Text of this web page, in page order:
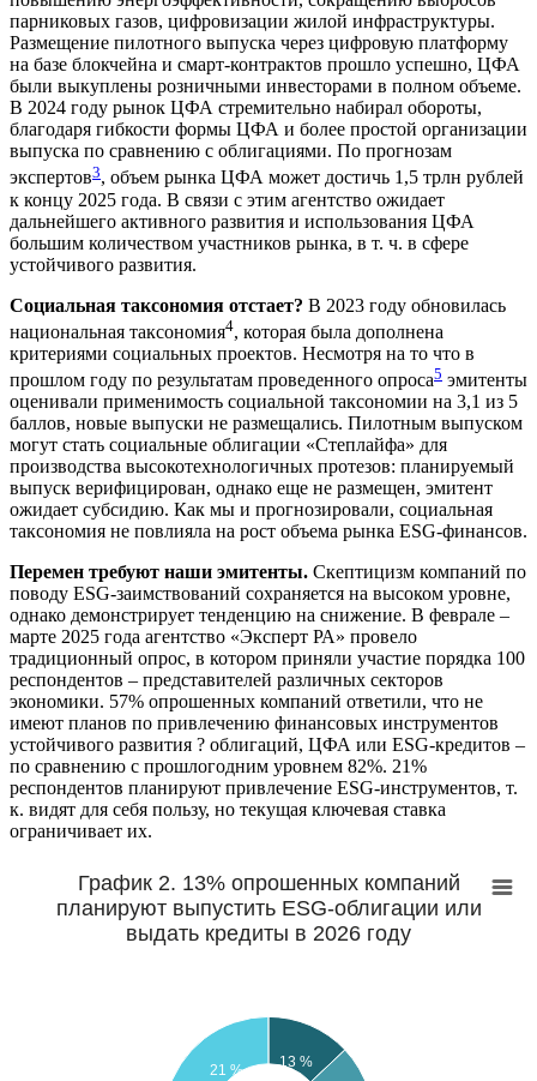
парниковых газов, цифровизации жилой инфраструктуры.
Размещение пилотного выпуска через цифровую платформу
на базе блокчейна и смарт-контрактов прошло успешно, ЦФА
были выкуплены розничными инвесторами в полном объеме.
В 2024 году рынок ЦФА стремительно набирал обороты,
благодаря гибкости формы ЦФА и более простой организации
выпуска по сравнению с облигациями. По прогнозам
экспертов3, объем рынка ЦФА может достичь 1,5 трлн рублей
к концу 2025 года. В связи с этим агентство ожидает
дальнейшего активного развития и использования ЦФА
большим количеством участников рынка, в т. ч. в сфере
устойчивого развития.
Социальная таксономия отстает? В 2023 году обновилась
национальная таксономия4, которая была дополнена
критериями социальных проектов. Несмотря на то что в
прошлом году по результатам проведенного опроса5 эмитенты
оценивали применимость социальной таксономии на 3,1 из 5
баллов, новые выпуски не размещались. Пилотным выпуском
могут стать социальные облигации «Степлайфа» для
производства высокотехнологичных протезов: планируемый
выпуск верифицирован, однако еще не размещен, эмитент
ожидает субсидию. Как мы и прогнозировали, социальная
таксономия не повлияла на рост объема рынка ESG-финансов.
Перемен требуют наши эмитенты. Скептицизм компаний по
поводу ESG-заимствований сохраняется на высоком уровне,
однако демонстрирует тенденцию на снижение. В феврале –
марте 2025 года агентство «Эксперт РА» провело
традиционный опрос, в котором приняли участие порядка 100
респондентов – представителей различных секторов
экономики. 57% опрошенных компаний ответили, что не
имеют планов по привлечению финансовых инструментов
устойчивого развития ? облигаций, ЦФА или ESG-кредитов –
по сравнению с прошлогодним уровнем 82%. 21%
респондентов планируют привлечение ESG-инструментов, т.
к. видят для себя пользу, но текущая ключевая ставка
ограничивает их.
График 2. 13% опрошенных компаний
планируют выпустить ESG-облигации или
выдать кредиты в 2026 году
13 %
21 %